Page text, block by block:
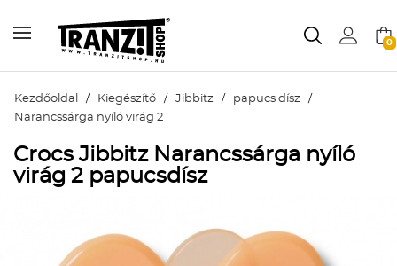
0
Kezdőoldal / Kiegészítő / Jibbitz / papucs dísz /
Narancssárga nyíló virág 2
Crocs Jibbitz Narancssárga nyíló
virág 2 papucsdísz